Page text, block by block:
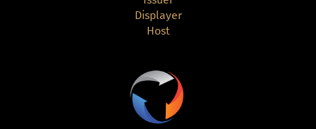
Displayer
Host